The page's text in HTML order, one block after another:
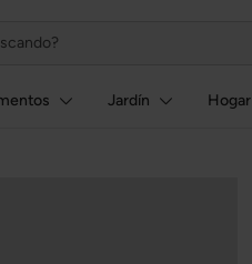
Jardín Hogar